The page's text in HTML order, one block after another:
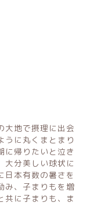
大地で摂理に出会
うに丸くまとまり
に帰りたいと泣き
大分美しい球状に
日本有数の暑さを
み、子まりもを増
共に子まりも、ま